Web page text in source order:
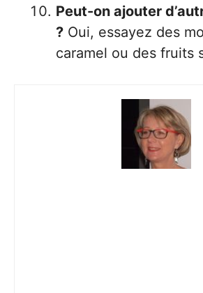
Peut-on ajouter
? Oui, essayez des
caramel ou des fruits